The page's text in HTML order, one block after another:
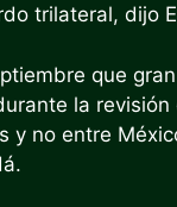
trilateral, dijo
que
la revisión
y no entre